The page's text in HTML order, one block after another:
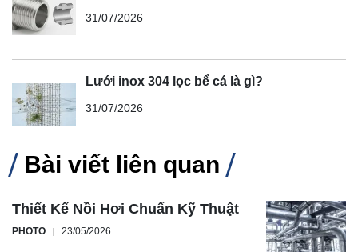
31/07/2026
Lưới inox 304 lọc bể cá là gì?
31/07/2026
Bài viết liên quan
Thiết Kế Nồi Hơi Chuẩn Kỹ Thuật
PHOTO 23/05/2026